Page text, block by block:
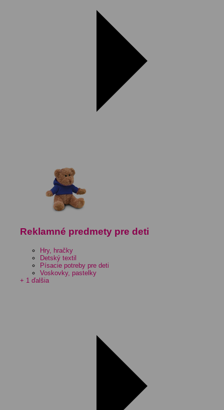
Reklamné predmety pre deti
Hry, hračky
Detský textil
Písacie potreby pre deti
Voskovky, pastelky
+ 1 ďalšia